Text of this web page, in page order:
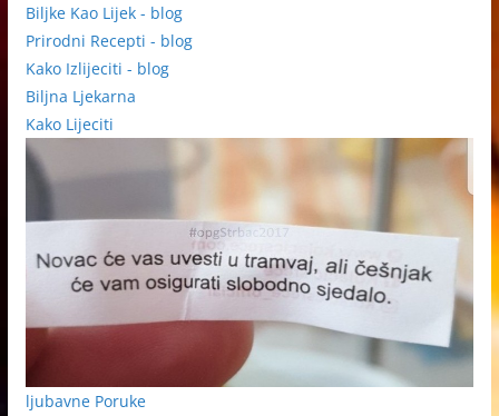
Biljke Kao Lijek - blog
Prirodni Recepti - blog
Kako Izlijeciti - blog
Biljna Ljekarna
Kako Lijeciti
ljubavne Poruke